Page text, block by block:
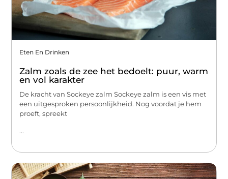
Eten En Drinken
Zalm zoals de zee het bedoelt: puur, warm
en vol karakter
De kracht van Sockeye zalm Sockeye zalm is een vis met
een uitgesproken persoonlijkheid. Nog voordat je hem
proeft, spreekt
...